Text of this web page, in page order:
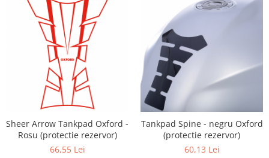
Sheer Arrow Tankpad Oxford -
Rosu (protectie rezervor)
66,55 Lei
Tankpad Spine - negru Oxford
(protectie rezervor)
60,13 Lei